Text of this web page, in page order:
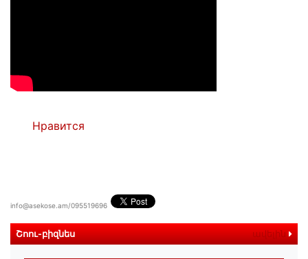
Нравится
info@asekose.am/095519696
Շոու-բիզնես ավելին